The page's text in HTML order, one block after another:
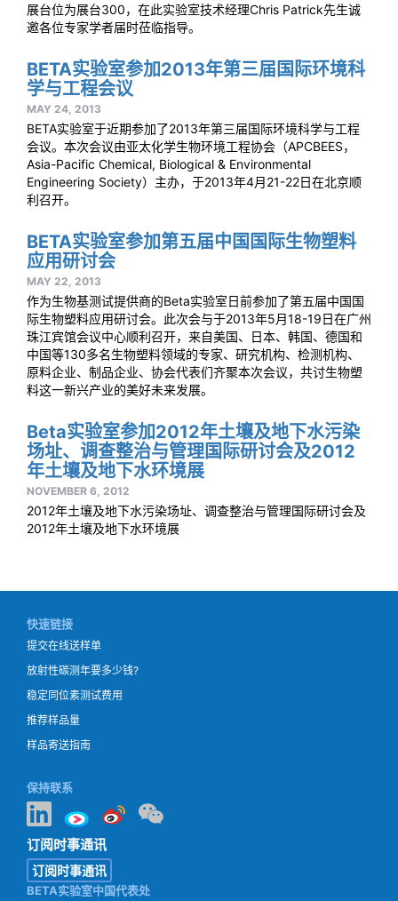
展台位为展台300，在此实验室技术经理Chris Patrick先生诚
邀各位专家学者届时莅临指导。
BETA实验室参加2013年第三届国际环境科
学与工程会议
MAY 24, 2013
BETA实验室于近期参加了2013年第三届国际环境科学与工程
会议。本次会议由亚太化学生物环境工程协会（APCBEES，
Asia-Pacific Chemical, Biological & Environmental
Engineering Society）主办，于2013年4月21-22日在北京顺
利召开。
BETA实验室参加第五届中国国际生物塑料
应用研讨会
MAY 22, 2013
作为生物基测试提供商的Beta实验室日前参加了第五届中国国
际生物塑料应用研讨会。此次会与于2013年5月18-19日在广州
珠江宾馆会议中心顺利召开，来自美国、日本、韩国、德国和
中国等130多名生物塑料领域的专家、研究机构、检测机构、
原料企业、制品企业、协会代表们齐聚本次会议，共讨生物塑
料这一新兴产业的美好未来发展。
Beta实验室参加2012年土壤及地下水污染
场址、调查整治与管理国际研讨会及2012
年土壤及地下水环境展
NOVEMBER 6, 2012
2012年土壤及地下水污染场址、调查整治与管理国际研讨会及
2012年土壤及地下水环境展
快速链接
提交在线送样单
放射性碳测年要多少钱?
稳定同位素测试费用
推荐样品量
样品寄送指南
保持联系
订阅时事通讯
订阅时事通讯
BETA实验室中国代表处